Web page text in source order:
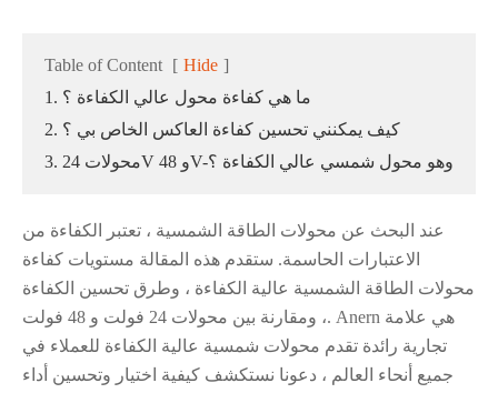
Table of Content [ Hide ]
1. ما هي كفاءة محول عالي الكفاءة ؟
2. كيف يمكنني تحسين كفاءة العاكس الخاص بي ؟
3. محولات 24V و 48V-وهو محول شمسي عالي الكفاءة ؟
عند البحث عن محولات الطاقة الشمسية ، تعتبر الكفاءة من
الاعتبارات الحاسمة. ستقدم هذه المقالة مستويات كفاءة
محولات الطاقة الشمسية عالية الكفاءة ، وطرق تحسين الكفاءة
، ومقارنة بين محولات 24 فولت و 48 فولت. Anern هي علامة
تجارية رائدة تقدم محولات شمسية عالية الكفاءة للعملاء في
جميع أنحاء العالم ، دعونا نستكشف كيفية اختيار وتحسين أداء